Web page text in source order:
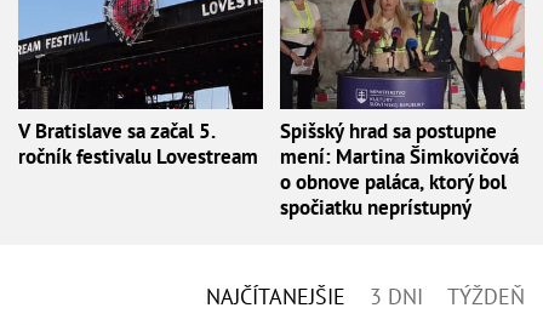
V Bratislave sa začal 5.
ročník festivalu Lovestream
Spišský hrad sa postupne
mení: Martina Šimkovičová
o obnove paláca, ktorý bol
spočiatku neprístupný
NAJČÍTANEJŠIE 3 DNI TÝŽDEŇ